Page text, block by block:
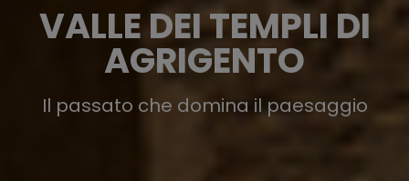
VALLE DEI TEMPLI DI
AGRIGENTO
Il passato che domina il paesaggio